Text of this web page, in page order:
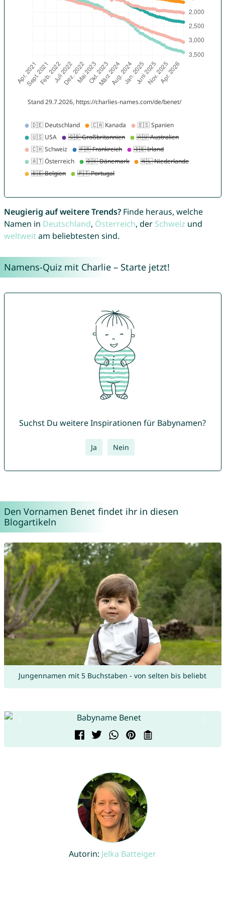
Neugierig auf weitere Trends?Finde heraus, welche
Namen in Deutschland, Österreich, der Schweiz und
weltweitam beliebtesten sind.
Namens-Quiz mit Charlie – Starte jetzt!
Suchst Du weitere Inspirationen für Babynamen?
Ja Nein
Den Vornamen Benet findet ihr in diesen
Blogartikeln
Jungennamen mit 5 Buchstaben - von selten bis beliebt
Autorin: Jelka Batteiger